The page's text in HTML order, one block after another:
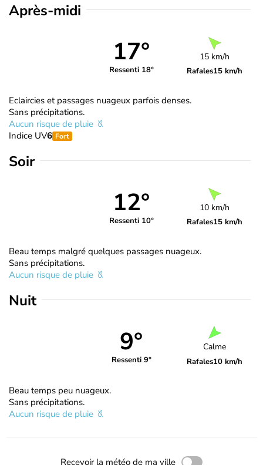
Après-midi
17°
Ressenti 18°
15 km/h
Rafales15 km/h
Eclaircies et passages nuageux parfois denses.
Sans précipitations.
Aucun risque de pluie
Indice UV6 Fort
Soir
12°
Ressenti 10°
10 km/h
Rafales15 km/h
Beau temps malgré quelques passages nuageux.
Sans précipitations.
Aucun risque de pluie
Nuit
9°
Ressenti 9°
Calme
Rafales10 km/h
Beau temps peu nuageux.
Sans précipitations.
Aucun risque de pluie
Recevoir la météo de ma ville